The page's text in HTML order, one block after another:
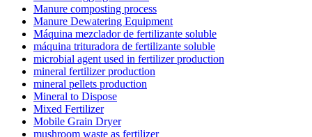
Manure composting process
Manure Dewatering Equipment
Máquina mezclador de fertilizante soluble
máquina trituradora de fertilizante soluble
microbial agent used in fertilizer production
mineral fertilizer production
mineral pellets production
Mineral to Dispose
Mixed Fertilizer
Mobile Grain Dryer
mushroom waste as fertilizer